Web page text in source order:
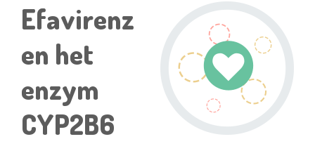
Efavirenz
en het
enzym
CYP2B6